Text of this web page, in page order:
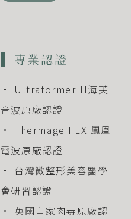
專業認證
• UltraformerIII海芙
音波原廠認證
• Thermage FLX 鳳凰
電波原廠認證
• 台灣微整形美容醫學
會研習認證
• 英國皇家肉毒原廠認